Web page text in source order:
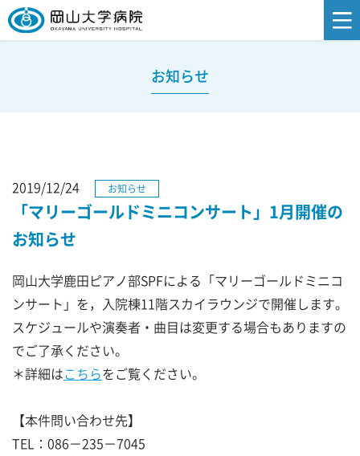
お知らせ
2019/12/24 お知らせ
「マリーゴールドミニコンサート」1月開催の
お知らせ
岡山大学鹿田ピアノ部SPFによる「マリーゴールドミニコ
ンサート」を，入院棟11階スカイラウンジで開催します。
スケジュールや演奏者・曲目は変更する場合もありますの
でご了承ください。
＊詳細はこちらをご覧ください。
【本件問い合わせ先】
TEL：086－235－7045